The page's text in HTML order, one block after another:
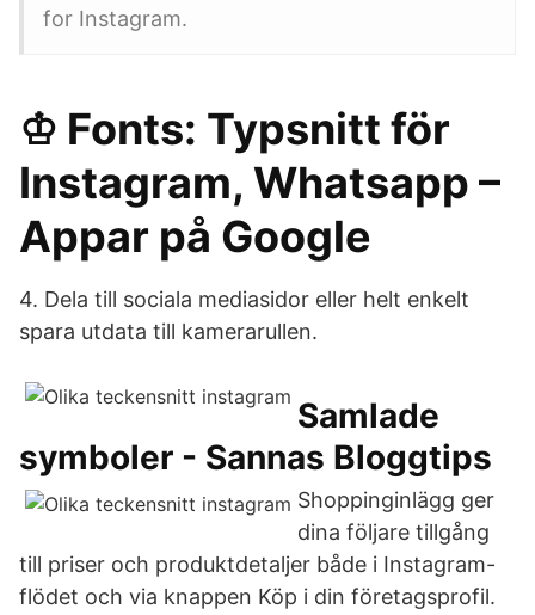
for Instagram.
♔ Fonts: Typsnitt för
Instagram, Whatsapp –
Appar på Google
4. Dela till sociala mediasidor eller helt enkelt
spara utdata till kamerarullen.
Samlade
symboler - Sannas Bloggtips
Shoppinginlägg ger
dina följare tillgång
till priser och produktdetaljer både i Instagram-
flödet och via knappen Köp i din företagsprofil.